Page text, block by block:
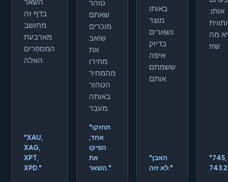
השאר
בדף זה
מחושב
מארבעת
המספרים
האלה.
"XAU,
XAG,
XPT,
XPD."
טוהר
שאתם
מוכרים
שואב
את
מחירו
מהמחיר
הטהור
באותה
מעבר.
"תחזקו
אחד,
הפיקו
את
השאר."
באותו
מוצר
נשארים
בדיוק
איפה
ששמתם
אותם.
"האבן
לא זזה."
אותו;
מה
שזז.
"745, לא